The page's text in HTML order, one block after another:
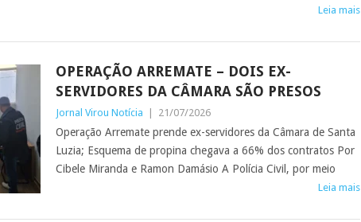
Leia mais
OPERAÇÃO ARREMATE – DOIS EX-
SERVIDORES DA CÂMARA SÃO PRESOS
Jornal Virou Notícia 21/07/2026
Operação Arremate prende ex-servidores da Câmara de Santa
Luzia; Esquema de propina chegava a 66% dos contratos Por
Cibele Miranda e Ramon Damásio A Polícia Civil, por meio
Leia mais